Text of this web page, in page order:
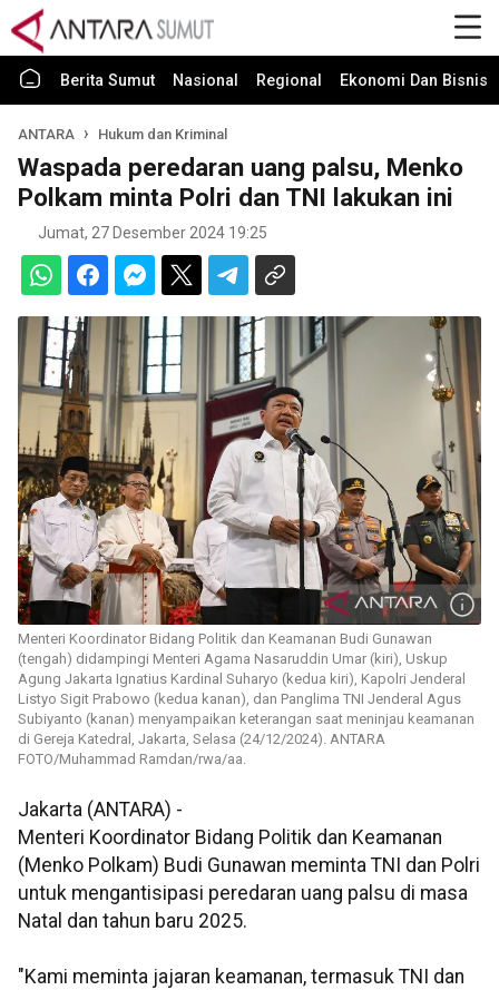
Berita Sumut Nasional Regional Ekonomi Dan Bisnis
ANTARA Hukum dan Kriminal
Waspada peredaran uang palsu, Menko
Polkam minta Polri dan TNI lakukan ini
Jumat, 27 Desember 2024 19:25
Menteri Koordinator Bidang Politik dan Keamanan Budi Gunawan
(tengah) didampingi Menteri Agama Nasaruddin Umar (kiri), Uskup
Agung Jakarta Ignatius Kardinal Suharyo (kedua kiri), Kapolri Jenderal
Listyo Sigit Prabowo (kedua kanan), dan Panglima TNI Jenderal Agus
Subiyanto (kanan) menyampaikan keterangan saat meninjau keamanan
di Gereja Katedral, Jakarta, Selasa (24/12/2024). ANTARA
FOTO/Muhammad Ramdan/rwa/aa.
Jakarta (ANTARA) -
Menteri Koordinator Bidang Politik dan Keamanan
(Menko Polkam) Budi Gunawan meminta TNI dan Polri
untuk mengantisipasi peredaran uang palsu di masa
Natal dan tahun baru 2025.
"Kami meminta jajaran keamanan, termasuk TNI dan